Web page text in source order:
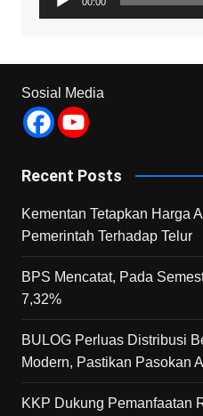
Sosial Media
Recent Posts
Kementan Tetapkan Harga
Pemerintah Terhadap Telur
BPS Mencatat, Pada
7,32%
BULOG Perluas Distribusi
Modern, Pastikan Pasokan
KKP Dukung Pemanfaatan